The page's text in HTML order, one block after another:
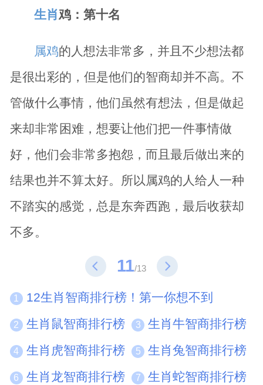
生肖鸡：第十名
属鸡的人想法非常多，并且不少想法都
是很出彩的，但是他们的智商却并不高。不
管做什么事情，他们虽然有想法，但是做起
来却非常困难，想要让他们把一件事情做
好，他们会非常多抱怨，而且最后做出来的
结果也并不算太好。所以属鸡的人给人一种
不踏实的感觉，总是东奔西跑，最后收获却
不多。
11/13
1 12生肖智商排行榜！第一你想不到
2 生肖鼠智商排行榜 3 生肖牛智商排行榜
4 生肖虎智商排行榜 5 生肖兔智商排行榜
6 生肖龙智商排行榜 7 生肖蛇智商排行榜